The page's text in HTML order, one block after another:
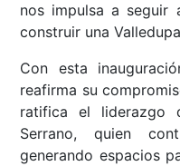
nos impulsa a seguir
construir una
Con esta
reafirma su
ratifica el liderazgo
Serrano, quien
generando espacios